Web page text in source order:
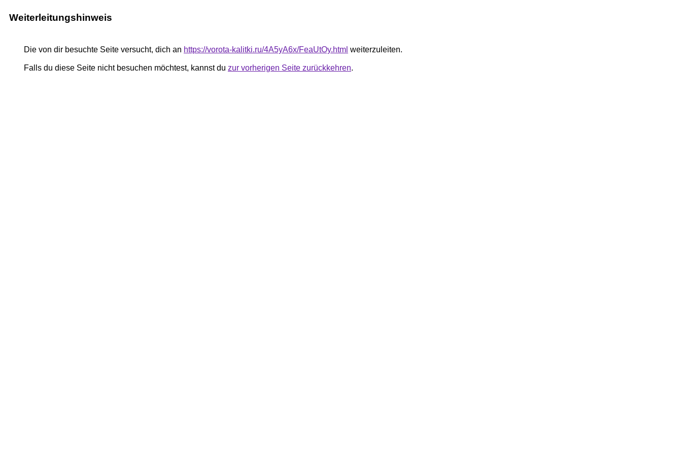
Weiterleitungshinweis
Die von dir besuchte Seite versucht, dich an https://vorota-kalitki.ru/4A5yA6x/FeaUtOy.html weiterzuleiten.
Falls du diese Seite nicht besuchen möchtest, kannst du zur vorherigen Seite zurückkehren.